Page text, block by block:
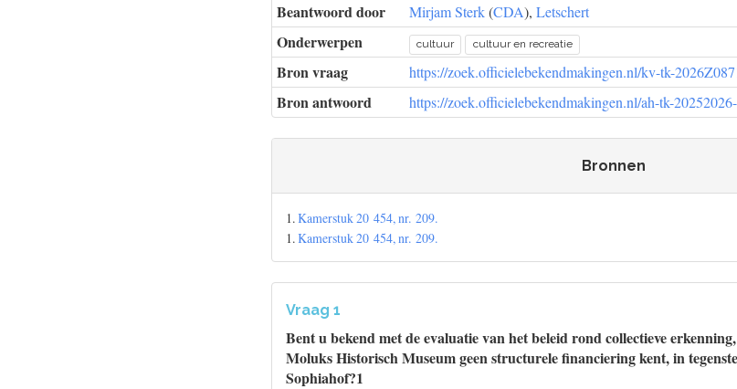
Beantwoord door Mirjam Sterk(CDA), Letschert
Onderwerpen cultuur cultuur en recreatie
Bron vraag https://zoek.officielebekendmakingen.nl/kv-tk-
Bron antwoord https://zoek.officielebekendmakingen.nl/ah-tk-
Bronnen
1.Kamerstuk 20 454, nr. 209.
1.Kamerstuk 20 454, nr. 209.
Vraag 1
Bent u bekend met de evaluatie van het beleid rond collectieve
Moluks Historisch Museum geen structurele financiering kent, in
Sophiahof?1